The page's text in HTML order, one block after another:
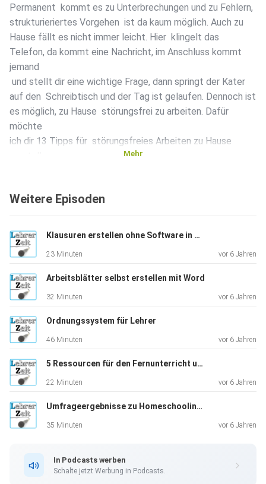
Permanent kommt es zu Unterbrechungen und zu Fehlern,
strukturieriertes Vorgehen ist da kaum möglich. Auch zu
Hause fällt es nicht immer leicht. Hier klingelt das
Telefon, da kommt eine Nachricht, im Anschluss kommt
jemand
und stellt dir eine wichtige Frage, dann springt der Kater
auf den Schreibtisch und der Tag ist gelaufen. Dennoch ist
es möglich, zu Hause störungsfrei zu arbeiten. Dafür
möchte
ich dir 13 Tipps für störungsfreies Arbeiten zu Hause
Inhalte dieser Episode
Warum Störungen problematisch sind
#1 Die Familie an Bord holen
#2 Klare Beschilderung schafft Abhilfe
#3 Starte nicht hungrig
#5 Die Arbeitsfläche frei räumen für störungsfreies
Arbeiten
#7 Alle Geräte auf Flugmodus
#8 Lass Luft und Licht ins Leben
#10 Notizzettel bereit legen
#11 Aufgaben planen
Fazit zur konzentrierten Arbeitsatmosphäre im
Mehr
Weitere Episoden
Klausuren erstellen ohne Software in Microsoft Word
23 Minuten vor 6 Jahren
Arbeitsblätter selbst erstellen mit Word
32 Minuten vor 6 Jahren
Ordnungssystem für Lehrer
46 Minuten vor 6 Jahren
5 Ressourcen für den Fernunterricht und Erfahrungsberichte
22 Minuten vor 6 Jahren
Umfrageergebnisse zu Homeschooling und Onlineunterricht während Corona
35 Minuten vor 6 Jahren
In Podcasts werben
Schalte jetzt Werbung in Podcasts.